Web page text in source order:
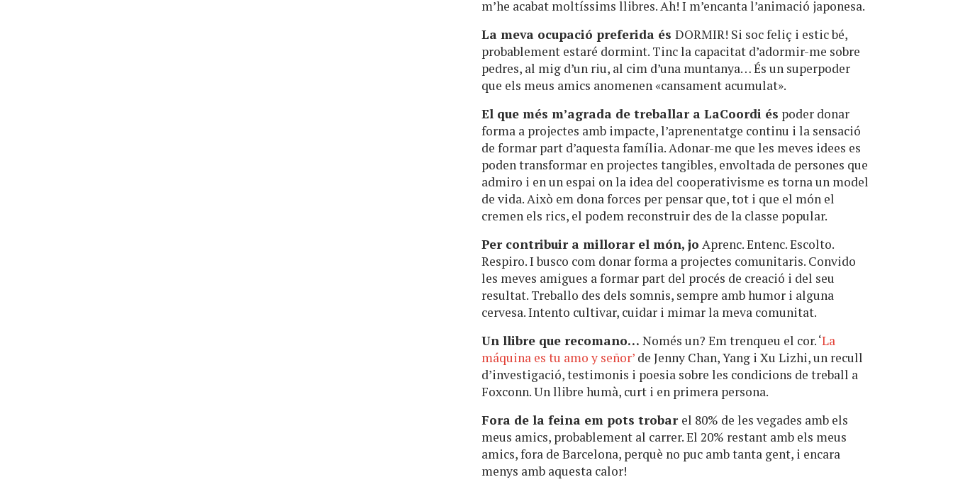
m’he acabat moltíssims llibres. Ah! I m’encanta l’animació japonesa.
La meva ocupació preferida ésDORMIR! Si soc feliç i estic bé,
probablement estaré dormint. Tinc la capacitat d’adormir-me sobre
pedres, al mig d’un riu, al cim d’una muntanya… És un superpoder
que els meus amics anomenen «cansament acumulat».
El que més m’agrada de treballar a LaCoordi és poder donar
forma a projectes amb impacte, l’aprenentatge continu i la sensació
de formar part d’aquesta família. Adonar-me que les meves idees es
poden transformar en projectes tangibles, envoltada de persones que
admiro i en un espai on la idea del cooperativisme es torna un model
de vida. Això em dona forces per pensar que, tot i que el món el
cremen els rics, el podem reconstruir des de la classe popular.
Per contribuir a millorar el món, jo Aprenc. Entenc. Escolto.
Respiro. I busco com donar forma a projectes comunitaris. Convido
les meves amigues a formar part del procés de creació i del seu
resultat. Treballo des dels somnis, sempre amb humor i alguna
cervesa. Intento cultivar, cuidar i mimar la meva comunitat.
Un llibre que recomano… Només un? Em trenqueu el cor. ‘La
máquina es tu amo y señor’ de Jenny Chan, Yang i Xu Lizhi, un recull
d’investigació, testimonis i poesia sobre les condicions de treball a
Foxconn. Un llibre humà, curt i en primera persona.
Fora de la feina em pots trobar el 80% de les vegades amb els
meus amics, probablement al carrer. El 20% restant amb els meus
amics, fora de Barcelona, perquè no puc amb tanta gent, i encara
menys amb aquesta calor!